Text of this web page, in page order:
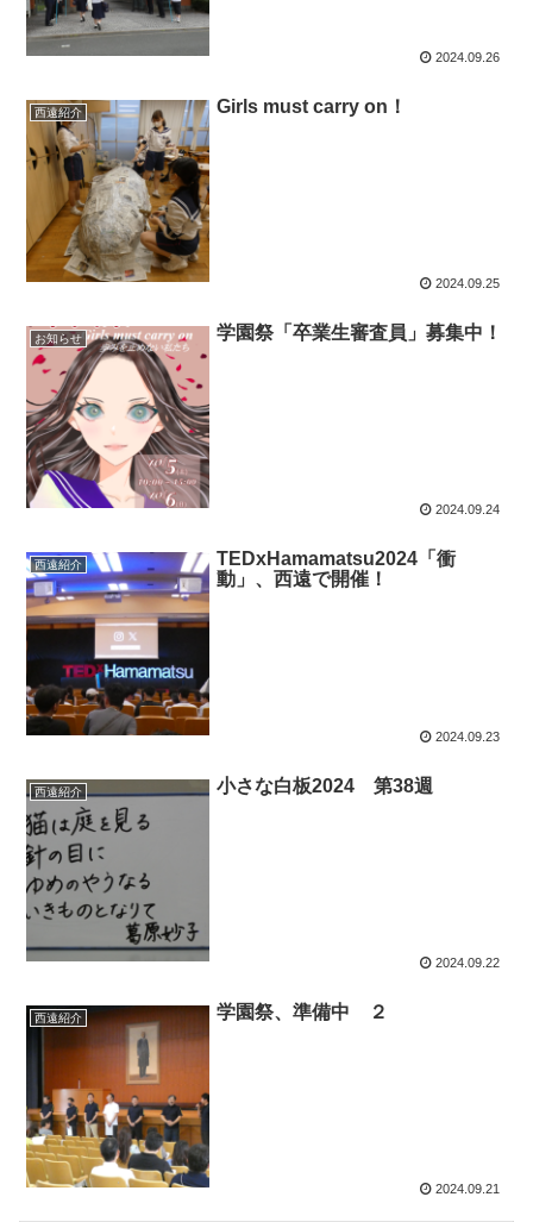
2024.09.26
西遠紹介 Girls must carry on！
2024.09.25
お知らせ 学園祭「卒業生審査員」募集中！
2024.09.24
西遠紹介
TEDxHamamatsu2024「衝
動」、西遠で開催！
2024.09.23
西遠紹介 小さな白板2024 第38週
2024.09.22
西遠紹介 学園祭、準備中 ２
2024.09.21